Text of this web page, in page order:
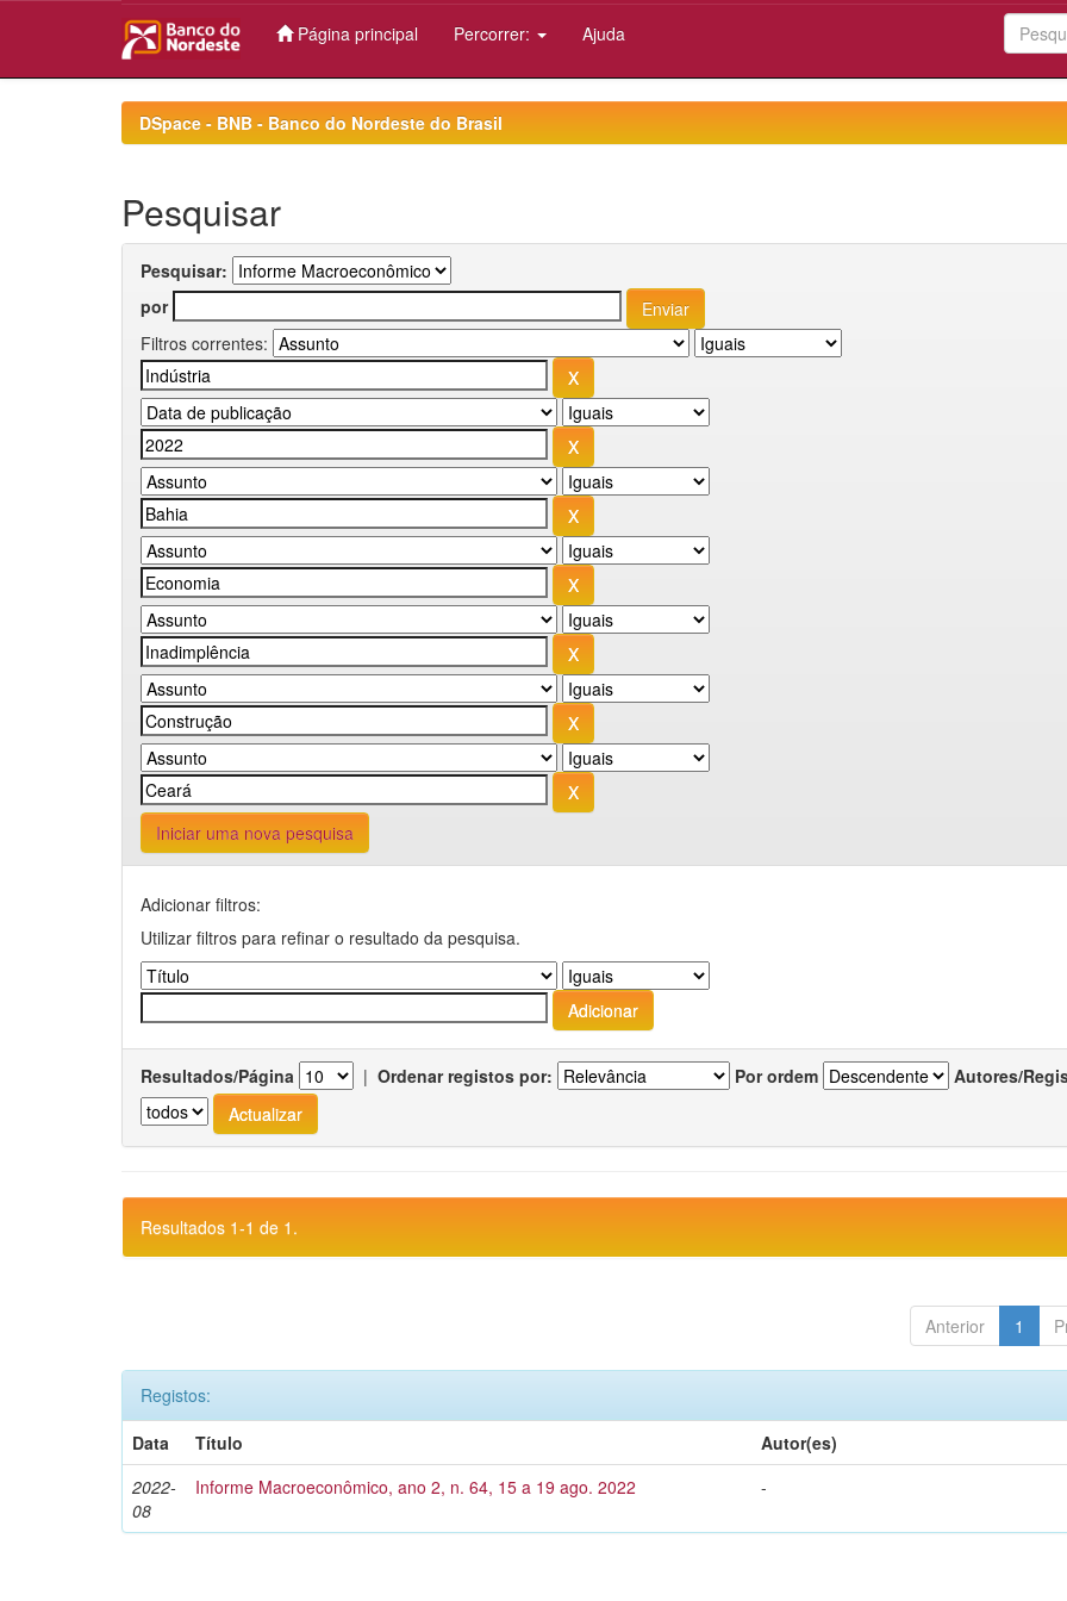
Página principal Percorrer: Ajuda
DSpace - BNB - Banco do Nordeste do Brasil
Pesquisar
Pesquisar:
por
Filtros correntes:
Iniciar uma nova pesquisa
Adicionar filtros:
Utilizar filtros para refinar o resultado da pesquisa.
Resultados/Página | Ordenar registos por: Por ordem Autores/
Resultados 1-1 de 1.
Anterior 1
Registos:
Data
Título
Autor(es)
2022-
08
Informe Macroeconômico, ano 2, n. 64, 15 a 19 ago. 2022 -